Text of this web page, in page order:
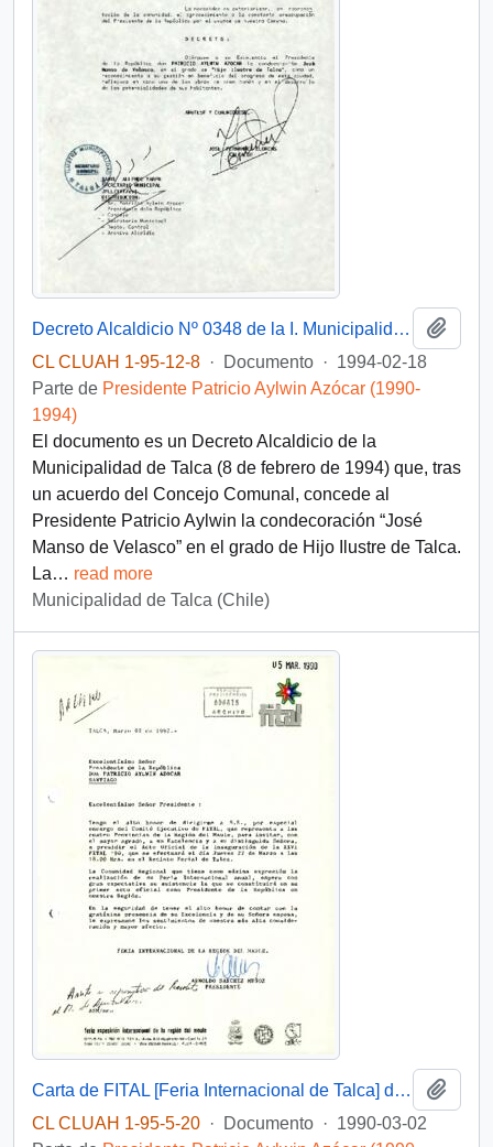
Decreto Alcaldicio Nº 0348 de la I. Municipalidad de Talca, firmado por su Alcalde, don José Fernández Llorens
CL CLUAH 1-95-12-8 · Documento · 1994-02-18
Parte de Presidente Patricio Aylwin Azócar (1990-
1994)
El documento es un Decreto Alcaldicio de la
Municipalidad de Talca (8 de febrero de 1994) que, tras
un acuerdo del Concejo Comunal, concede al
Presidente Patricio Aylwin la condecoración “José
Manso de Velasco” en el grado de Hijo Ilustre de Talca.
La… read more
Municipalidad de Talca (Chile)
Carta de FITAL [Feria Internacional de Talca] de su Presidente, sr. Arnoldo Sánchez Muñoz, dirigida al Excelentísimo Señor Presidente de la República Don Patricio Aylwin Azócar
CL CLUAH 1-95-5-20 · Documento · 1990-03-02